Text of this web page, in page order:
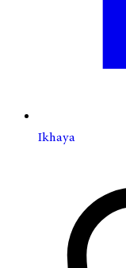
Ikhaya